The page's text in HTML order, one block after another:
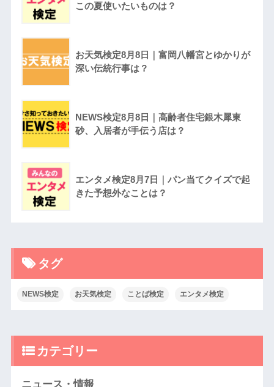
この夏使いたいものは？
お天気検定8月8日｜富岡八幡宮とゆかりが
深い伝統行事は？
NEWS検定8月8日｜高齢者住宅銀木犀東
砂、入居者が手伝う店は？
エンタメ検定8月7日｜パン当てクイズで起
きた予想外なことは？
タグ
NEWS検定 お天気検定 ことば検定 エンタメ検定
カテゴリー
ニュース・情報